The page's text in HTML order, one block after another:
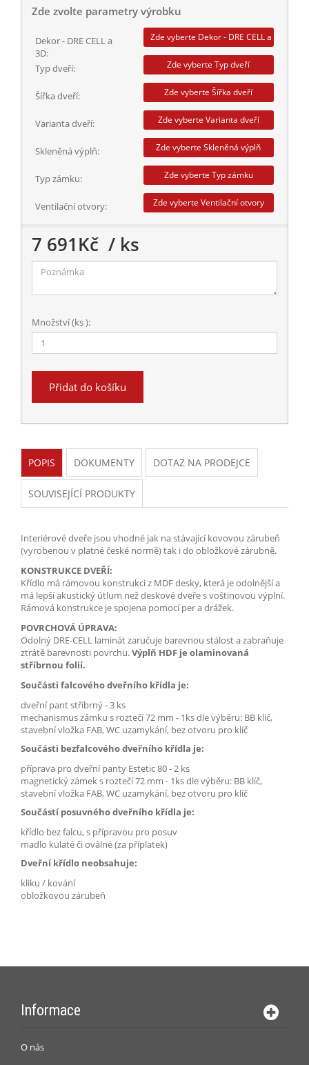
Zde zvolte parametry výrobku
Dekor - DRE CELL a
3D:
Zde vyberte Dekor - DRE CELL a 3D
Typ dveří: Zde vyberte Typ dveří
Šířka dveří: Zde vyberte Šířka dveří
Varianta dveří: Zde vyberte Varianta dveří
Skleněná výplň: Zde vyberte Skleněná výplň
Typ zámku: Zde vyberte Typ zámku
Ventilační otvory: Zde vyberte Ventilační otvory
7 691Kč / ks
Množství (ks ):
Přidat do košíku
POPIS DOKUMENTY DOTAZ NA PRODEJCE
SOUVISEJÍCÍ PRODUKTY
Interiérové dveře jsou vhodné jak na stávající kovovou zárubeň
(vyrobenou v platné české normě) tak i do obložkové zárubně.
KONSTRUKCE DVEŘÍ:
Křídlo má rámovou konstrukci z MDF desky, která je odolnější a
má lepší akustický útlum než deskové dveře s voštinovou výplní.
Rámová konstrukce je spojena pomocí per a drážek.
POVRCHOVÁ ÚPRAVA:
Odolný DRE-CELL laminát zaručuje barevnou stálost a zabraňuje
ztrátě barevnosti povrchu.Výplň HDF je olaminovaná
stříbrnou folií.
Součásti falcového dveřního křídla je:
dveřní pant stříbrný - 3 ks
mechanismus zámku s roztečí 72 mm - 1ks dle výběru: BB klíč,
stavební vložka FAB, WC uzamykání, bez otvoru pro klíč
Součásti bezfalcového dveřního křídla je:
příprava pro dveřní panty Estetic 80 - 2 ks
magnetický zámek s roztečí 72 mm - 1ks dle výběru: BB klíč,
stavební vložka FAB, WC uzamykání, bez otvoru pro klíč
Součástí posuvného dveřního křídla je:
křídlo bez falcu, s přípravou pro posuv
madlo kulaté či oválné (za příplatek)
Dveřní křídlo neobsahuje:
kliku / kování
obložkovou zárubeň
Informace
O nás